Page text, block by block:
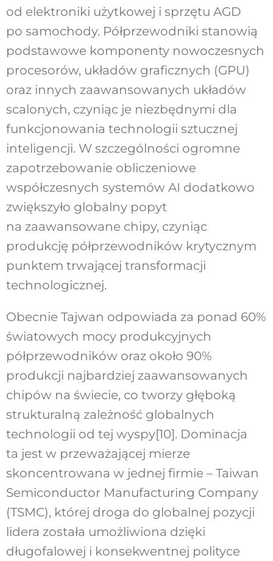
od elektroniki użytkowej i sprzętu AGD
po samochody. Półprzewodniki stanowią
podstawowe komponenty nowoczesnych
procesorów, układów graficznych (GPU)
oraz innych zaawansowanych układów
scalonych, czyniąc je niezbędnymi dla
funkcjonowania technologii sztucznej
inteligencji. W szczególności ogromne
zapotrzebowanie obliczeniowe
współczesnych systemów AI dodatkowo
zwiększyło globalny popyt
na zaawansowane chipy, czyniąc
produkcję półprzewodników krytycznym
punktem trwającej transformacji
technologicznej.
Obecnie Tajwan odpowiada za ponad 60%
światowych mocy produkcyjnych
półprzewodników oraz około 90%
produkcji najbardziej zaawansowanych
chipów na świecie, co tworzy głęboką
strukturalną zależność globalnych
technologii od tej wyspy[10]. Dominacja
ta jest w przeważającej mierze
skoncentrowana w jednej firmie – Taiwan
Semiconductor Manufacturing Company
(TSMC), której droga do globalnej pozycji
lidera została umożliwiona dzięki
długofalowej i konsekwentnej polityce